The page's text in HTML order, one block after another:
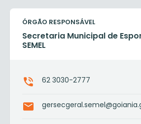
ÓRGÃO RESPONSÁVEL
Secretaria Municipal de
SEMEL
62 3030-2777